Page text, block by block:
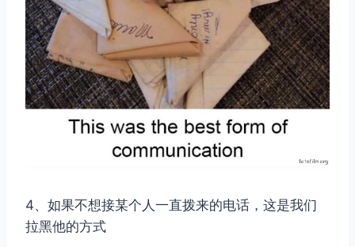
4、如果不想接某个人一直拨来的电话，这是我们
拉黑他的方式